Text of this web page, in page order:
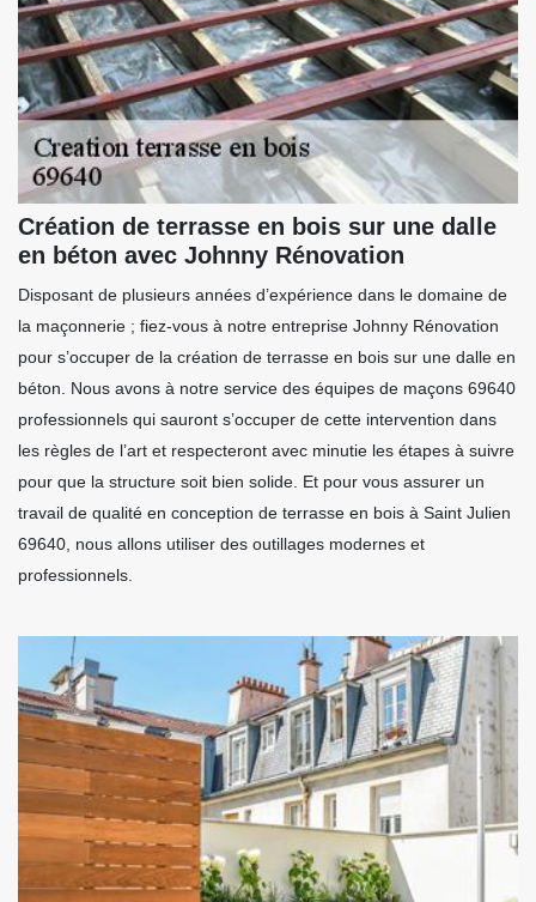
Création de terrasse en bois sur une dalle
en béton avec Johnny Rénovation
Disposant de plusieurs années d’expérience dans le domaine de
la maçonnerie ; fiez-vous à notre entreprise Johnny Rénovation
pour s’occuper de la création de terrasse en bois sur une dalle en
béton. Nous avons à notre service des équipes de maçons 69640
professionnels qui sauront s’occuper de cette intervention dans
les règles de l’art et respecteront avec minutie les étapes à suivre
pour que la structure soit bien solide. Et pour vous assurer un
travail de qualité en conception de terrasse en bois à Saint Julien
69640, nous allons utiliser des outillages modernes et
professionnels.